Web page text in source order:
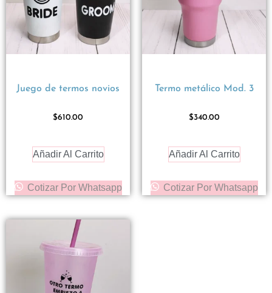
Juego de termos novios
$610.00
Añadir Al Carrito
Cotizar Por Whatsapp
Termo metálico Mod. 3
$340.00
Añadir Al Carrito
Cotizar Por Whatsapp